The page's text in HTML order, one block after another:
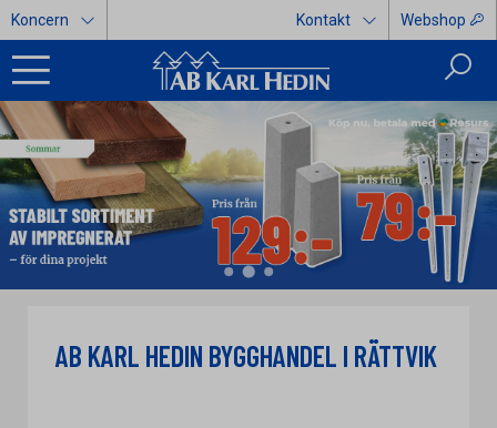
Koncern Kontakt Webshop
AB KARL HEDIN BYGGHANDEL I RÄTTVIK